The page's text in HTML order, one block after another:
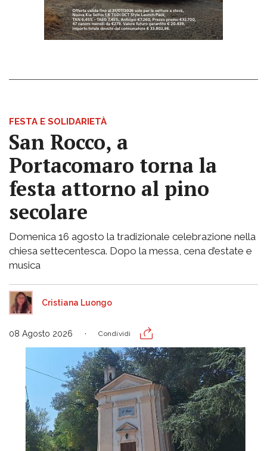
FESTA E SOLIDARIETÀ
San Rocco, a
Portacomaro torna la
festa attorno al pino
secolare
Domenica 16 agosto la tradizionale celebrazione nella
chiesa settecentesca. Dopo la messa, cena d’estate e
musica
Cristiana Luongo
08 Agosto 2026 Condividi